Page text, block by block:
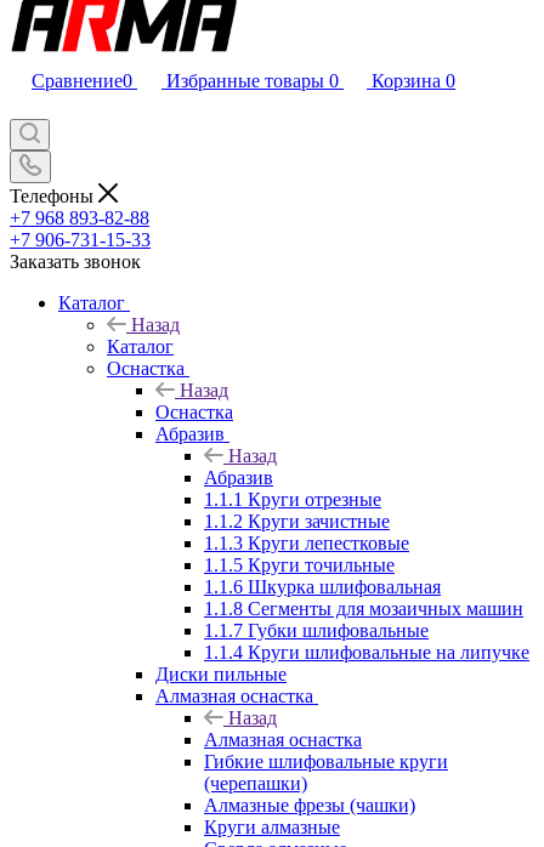
Сравнение0 Избранные товары 0 Корзина 0
Телефоны
+7 968 893-82-88
+7 906-731-15-33
Заказать звонок
Каталог
Назад
Каталог
Оснастка
Назад
Оснастка
Абразив
Назад
Абразив
1.1.1 Круги отрезные
1.1.2 Круги зачистные
1.1.3 Круги лепестковые
1.1.5 Круги точильные
1.1.6 Шкурка шлифовальная
1.1.8 Сегменты для мозаичных машин
1.1.7 Губки шлифовальные
1.1.4 Круги шлифовальные на липучке
Диски пильные
Алмазная оснастка
Назад
Алмазная оснастка
Гибкие шлифовальные круги
(черепашки)
Алмазные фрезы (чашки)
Круги алмазные